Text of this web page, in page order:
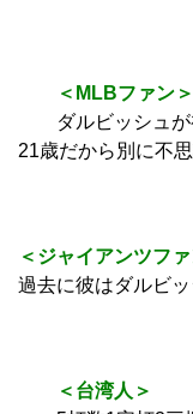
＜MLBファン＞
ダルビッシュが
21歳だから別に不
＜ジャイアンツファ
過去に彼はダルビ
＜台湾人＞